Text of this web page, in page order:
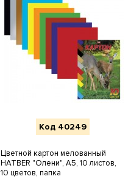
Код 40249
Цветной картон мелованный
HATBER "Олени", А5, 10 листов,
10 цветов, папка